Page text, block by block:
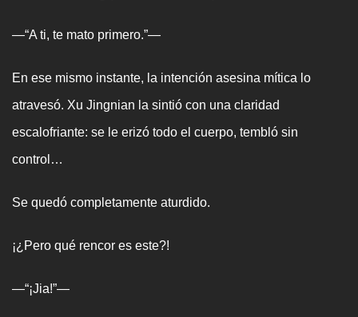
—“A ti, te mato primero.”—
En ese mismo instante, la intención asesina mítica lo
atravesó. Xu Jingnian la sintió con una claridad
escalofriante: se le erizó todo el cuerpo, tembló sin
control…
Se quedó completamente aturdido.
¡¿Pero qué rencor es este?!
—“¡Jia!”—